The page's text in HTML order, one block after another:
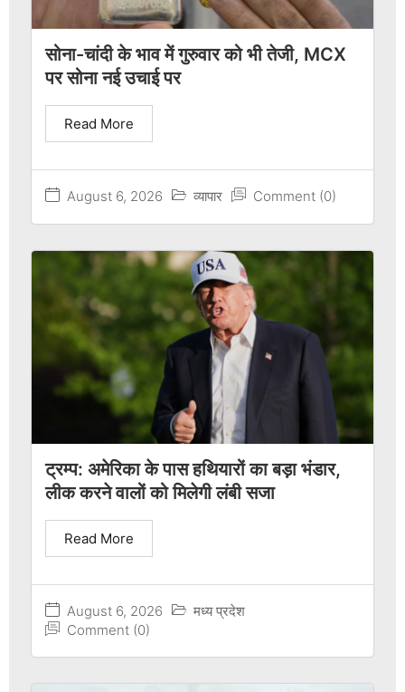
सोना-चांदी के भाव में गुरुवार को भी तेजी, MCX
पर सोना नई उचाई पर
August 6, 2026 व्यापार Comment (0)
Read More
ट्रम्प: अमेरिका के पास हथियारों का बड़ा भंडार,
लीक करने वालों को मिलेगी लंबी सजा
August 6, 2026
मध्य प्रदेश
Comment (0)
Read More